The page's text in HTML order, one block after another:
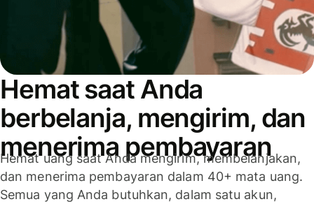
Hemat saat Anda
berbelanja, mengirim, dan
menerima pembayaran
Hemat uang saat Anda mengirim, membelanjakan,
dan menerima pembayaran dalam 40+ mata uang.
Semua yang Anda butuhkan, dalam satu akun,